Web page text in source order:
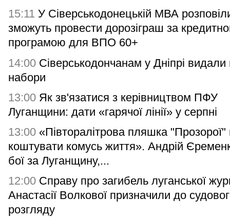
15:11 У Сіверськодонецькій МВА
зможуть провести дорозіграш за
програмою для ВПО 60+
14:00 Сіверськодончанам у Дніпрі видали
набори
13:00 Як зв'язатися з керівництвом ПФУ
Луганщини: дати «гарячої лінії» у серпні
13:00 «Півторалітрова пляшка
коштувати комусь життя». Андрій
бої за Луганщину,...
12:00 Справу про загибель луганської
Анастасії Волкової призначили до
розгляду